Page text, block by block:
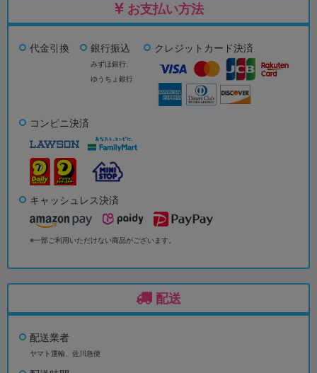
お支払い方法
代金引換 銀行振込
みずほ銀行、
ゆうちょ銀行
クレジットカード決済
コンビニ決済
キャッシュレス決済
※一部ご利用いただけない商品がございます。
配送
配送業者
ヤマト運輸、佐川急便